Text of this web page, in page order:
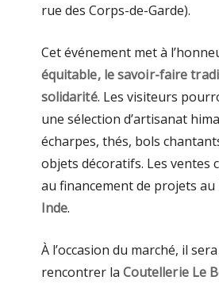
rue des Corps-de-Garde).
Cet événement met à
équitable, le savoir-faire
solidarité. Les visiteurs
une sélection d’artisanat
écharpes, thés, bols
objets décoratifs. Les ventes
au financement de projets au
Inde.
À l’occasion du marché, il
rencontrer la Coutellerie Le